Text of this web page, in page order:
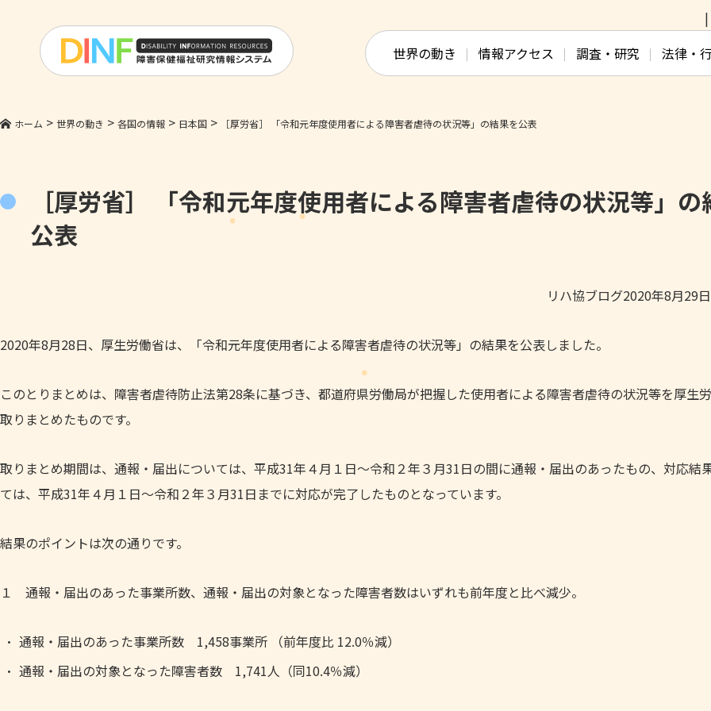
世界の動き 情報アクセス 調査・研究 法律・
ホーム > 世界の動き > 各国の情報 > 日本国 > ［厚労省］ 「令和元年度使用者による障害者虐待の状況等」の結果を公表
［厚労省］ 「令和元年度使用者による障害者虐待の状況等」の
公表
リハ協ブログ2020年8月29
2020年8月28日、厚生労働省は、「令和元年度使用者による障害者虐待の状況等」の結果を公表しました。
このとりまとめは、障害者虐待防止法第28条に基づき、都道府県労働局が把握した使用者による障害者虐待の状況等を厚生
取りまとめたものです。
取りまとめ期間は、通報・届出については、平成31年４月１日～令和２年３月31日の間に通報・届出のあったもの、対応結
ては、平成31年４月１日～令和２年３月31日までに対応が完了したものとなっています。
結果のポイントは次の通りです。
１ 通報・届出のあった事業所数、通報・届出の対象となった障害者数はいずれも前年度と比べ減少。
通報・届出のあった事業所数 1,458事業所 （前年度比 12.0％減）
通報・届出の対象となった障害者数 1,741人（同10.4％減）